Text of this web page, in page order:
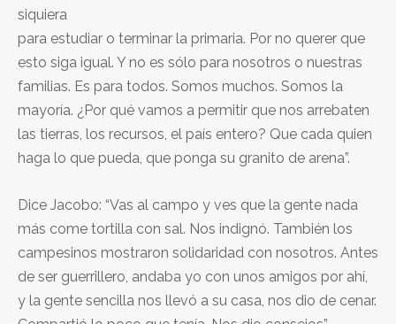
siquiera
para estudiar o terminar la primaria. Por no querer que
esto siga igual. Y no es sólo para nosotros o nuestras
familias. Es para todos. Somos muchos. Somos la
mayoría. ¿Por qué vamos a permitir que nos arrebaten
las tierras, los recursos, el país entero? Que cada quien
haga lo que pueda, que ponga su granito de arena”.
Dice Jacobo: “Vas al campo y ves que la gente nada
más come tortilla con sal. Nos indignó. También los
campesinos mostraron solidaridad con nosotros. Antes
de ser guerrillero, andaba yo con unos amigos por ahí,
y la gente sencilla nos llevó a su casa, nos dio de cenar.